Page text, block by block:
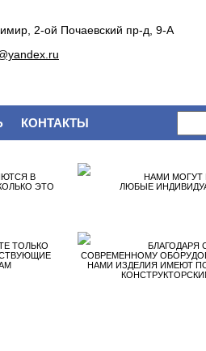
2-ой Почаевский пр-д, 9-А
КОНТАКТЫ
В
ЭТО
НАМИ МОГУТ
ЛЮБЫЕ
ТОЛЬКО
БЛАГОДАРЯ
СОВРЕМЕННОМУ
НАМИ ИЗДЕЛИЯ ИМЕЮТ